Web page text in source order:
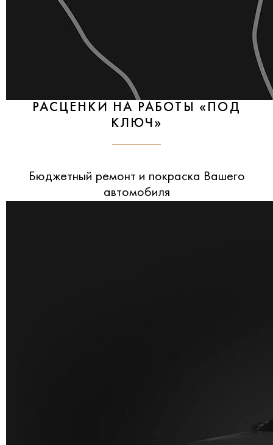
РАСЦЕНКИ НА РАБОТЫ «ПОД
КЛЮЧ»
Бюджетный ремонт и покраска Вашего
автомобиля